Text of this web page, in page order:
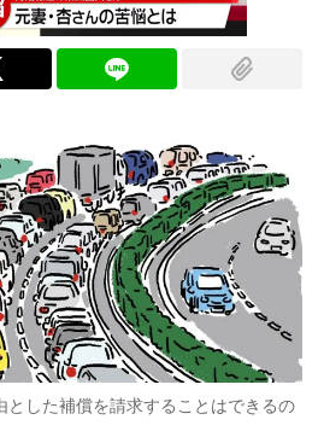
とした補償を請求することはできるの